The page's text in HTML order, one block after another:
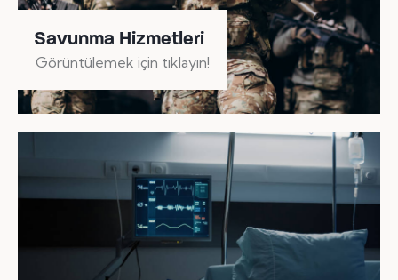
Savunma Hizmetleri
Görüntülemek için tıklayın!